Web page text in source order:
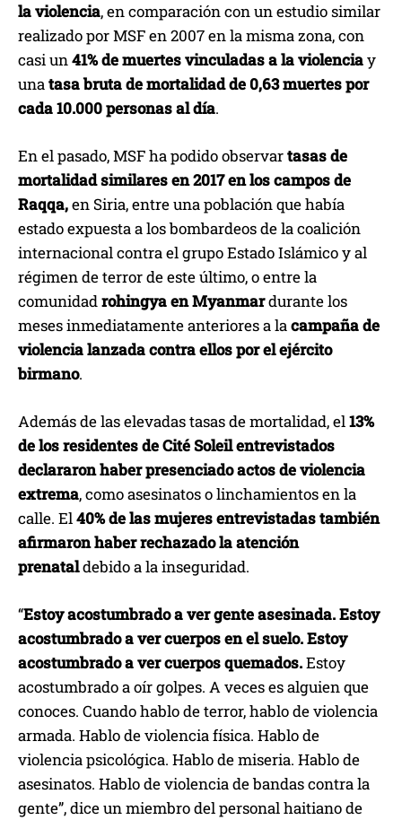
la violencia, en comparación con un estudio similar
realizado por MSF en 2007 en la misma zona, con
casi un41% de muertes vinculadas a la violenciay
unatasa bruta de mortalidad de 0,63 muertes por
cada 10.000 personas al día.
En el pasado, MSF ha podido observartasas de
mortalidad similares en 2017 en los campos de
Raqqa,en Siria, entre una población que había
estado expuesta a los bombardeos de la coalición
internacional contra el grupo Estado Islámico y al
régimen de terror de este último, o entre la
comunidadrohingya en Myanmardurante los
meses inmediatamente anteriores a lacampaña de
violencia lanzada contra ellos por el ejército
birmano.
Además de las elevadas tasas de mortalidad, el13%
de los residentes de Cité Soleil entrevistados
declararon haber presenciado actos de violencia
extrema, como asesinatos o linchamientos en la
calle. El40% de las mujeres entrevistadas también
afirmaron haber rechazado la atención
prenataldebido a la inseguridad.
“Estoy acostumbrado a ver gente asesinada. Estoy
acostumbrado a ver cuerpos en el suelo. Estoy
acostumbrado a ver cuerpos quemados.Estoy
acostumbrado a oír golpes. A veces es alguien que
conoces. Cuando hablo de terror, hablo de violencia
armada. Hablo de violencia física. Hablo de
violencia psicológica. Hablo de miseria. Hablo de
asesinatos. Hablo de violencia de bandas contra la
gente”, dice un miembro del personal haitiano de